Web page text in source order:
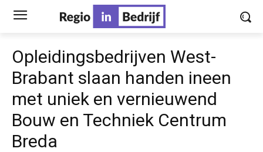
Opleidingsbedrijven West-
Brabant slaan handen ineen
met uniek en vernieuwend
Bouw en Techniek Centrum
Breda